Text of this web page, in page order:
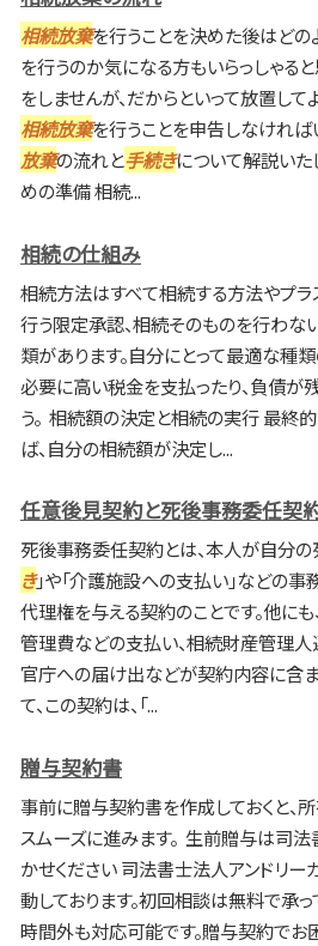
相続放棄を行うことを決めた後はどの
を行うのか気になる方もいらっしゃると
をしませんが、だからといって放置して
相続放棄を行うことを申告しなければ
放棄の流れと手続きについて解説いた
めの準備 相続...
相続の仕組み
相続方法はすべて相続する方法やプ
行う限定承認、相続そのものを行わな
類があります。自分にとって最適な種
必要に高い税金を支払ったり、負債が
う。 相続額の決定と相続の実行 最終
ば、自分の相続額が決定し...
任意後見契約と死後事務委任契
死後事務委任契約とは、本人が自分の
き」や「介護施設への支払い」などの
代理権を与える契約のことです。他に
管理費などの支払い、相続財産管理
官庁への届け出などが契約内容に含ま
て、この契約は、「...
贈与契約書
事前に贈与契約書を作成しておくと、
スムーズに進みます。 生前贈与は司法
かせください 司法書士法人アンドリー
動しております。初回相談は無料で承っ
時間外も対応可能です。贈与契約でお